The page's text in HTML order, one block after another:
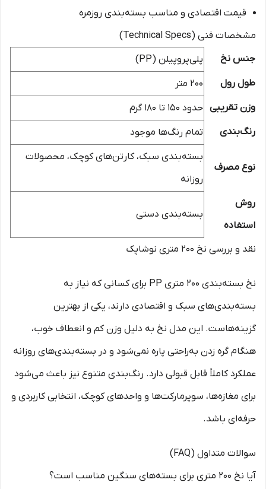
قیمت اقتصادی و مناسب بسته‌بندی روزمره
مشخصات فنی (Technical Specs)
جنس نخ
پلی‌پروپیلن (PP)
طول رول
۲۰۰ متر
وزن تقریبی حدود ۱۵۰ تا ۱۸۰ گرم
رنگ‌بندی
تمام رنگ‌ها موجود
نوع مصرف
بسته‌بندی سبک، کارتن‌های کوچک، محصولات
روزانه
روش
استفاده
بسته‌بندی دستی
نقد و بررسی نخ ۲۰۰ متری نوشاپک
نخ بسته‌بندی ۲۰۰ متری PP برای کسانی که نیاز به
بسته‌بندی‌های سبک و اقتصادی دارند، یکی از بهترین
گزینه‌هاست. این مدل نخ به دلیل وزن کم و انعطاف خوب،
هنگام گره زدن به‌راحتی پاره نمی‌شود و در بسته‌بندی‌های روزانه
عملکرد کاملاً قابل قبولی دارد. رنگ‌بندی متنوع نیز باعث می‌شود
برای مغازه‌ها، سوپرمارکت‌ها و واحدهای کوچک، انتخابی کاربردی و
حرفه‌ای باشد.
سوالات متداول (FAQ)
آیا نخ ۲۰۰ متری برای بسته‌های سنگین مناسب است؟